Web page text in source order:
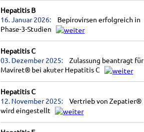
Hepatitis B
16. Januar 2026:
Bepirovirsen erfolgreich in
Phase-3-Studien
Hepatitis C
03. Dezember 2025:
Zulassung beantragt für
Maviret® bei akuter Hepatitis C
Hepatitis C
12. November 2025:
Vertrieb von Zepatier®
wird eingestellt